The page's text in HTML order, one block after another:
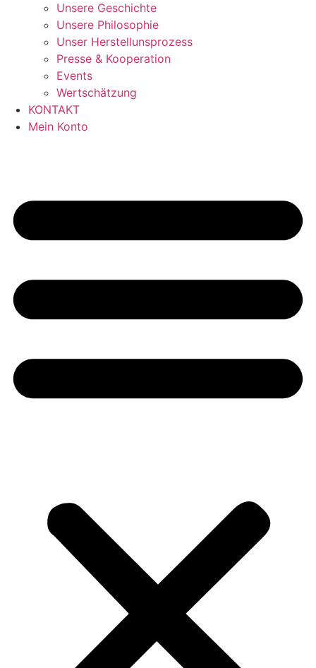
Unsere Geschichte
Unsere Philosophie
Unser Herstellunsprozess
Presse & Kooperation
Events
Wertschätzung
KONTAKT
Mein Konto